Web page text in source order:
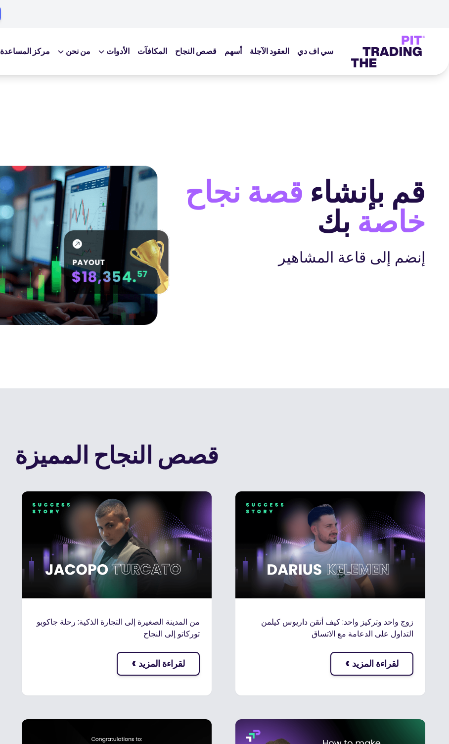
سي اف دي العقود الآجلة أسهم قصص النجاح المكافآت
الأدوات
قاموس المصطلحات
من نحن مركز المساعدة
قم بإنشاء قصة نجاح
خاصة بك
إنضم إلى قاعة المشاهير
قصص النجاح المميزة
زوج واحد وتركيز واحد: كيف أتقن داريوس كيلمن
التداول على الدعامة مع الاتساق
لقراءة المزيد ›
من المدينة الصغيرة إلى التجارة الذكية: رحلة جاكوبو
توركاتو إلى النجاح
لقراءة المزيد ›